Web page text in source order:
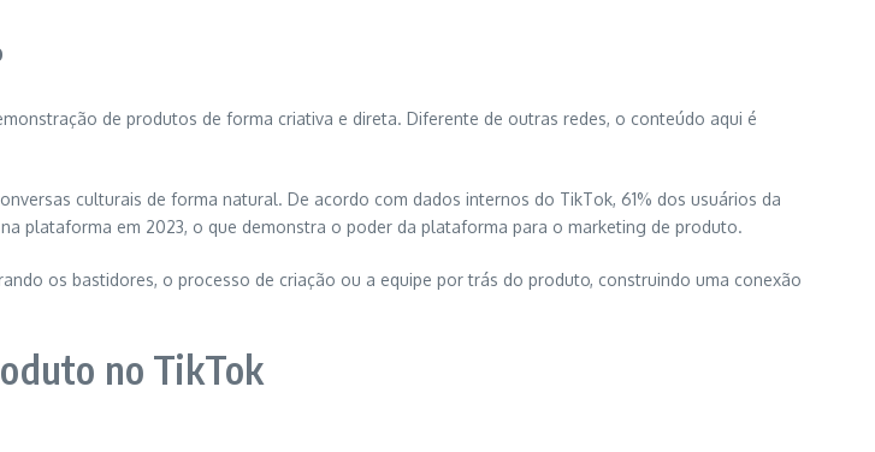
de produtos de forma criativa e direta. Diferente de outras redes, o conteúdo aqui é
culturais de forma natural. De acordo com dados internos do TikTok, 61% dos usuários da
plataforma em 2023, o que demonstra o poder da plataforma para o marketing de produto.
os bastidores, o processo de criação ou a equipe por trás do produto, construindo uma conexão
no TikTok